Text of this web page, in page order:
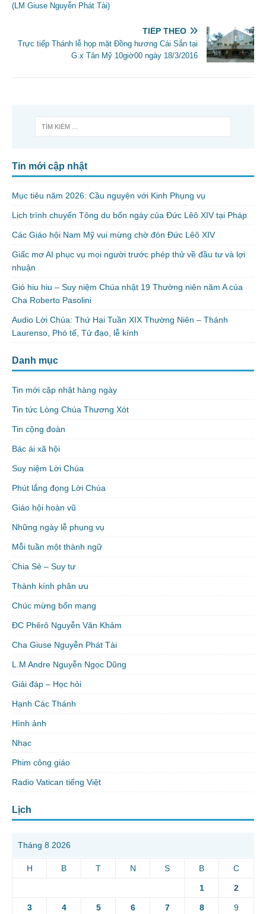
(LM Giuse Nguyễn Phát Tài)
TIẾP THEO
Trực tiếp Thánh lễ họp mặt Đồng hương Cái Sắn tại
G.x Tân Mỹ 10giờ00 ngày 18/3/2016
Tin mới cập nhật
Mục tiêu năm 2026: Cầu nguyện với Kinh Phụng vụ
Lịch trình chuyến Tông du bốn ngày của Đức Lêô XIV tại Pháp
Các Giáo hội Nam Mỹ vui mừng chờ đón Đức Lêô XIV
Giấc mơ AI phục vụ mọi người trước phép thử về đầu tư và lợi
nhuận
Gió hiu hiu – Suy niệm Chúa nhật 19 Thường niên năm A của
Cha Roberto Pasolini
Audio Lời Chúa: Thứ Hai Tuần XIX Thường Niên – Thánh
Laurenso, Phó tế, Tử đạo, lễ kính
Danh mục
Tin mới cập nhật hàng ngày
Tin tức Lòng Chúa Thương Xót
Tin cộng đoàn
Bác ái xã hội
Suy niệm Lời Chúa
Phút lắng đọng Lời Chúa
Giáo hội hoàn vũ
Những ngày lễ phụng vụ
Mỗi tuần một thành ngữ
Chia Sẻ – Suy tư
Thành kính phân ưu
Chúc mừng bổn mạng
ĐC Phêrô Nguyễn Văn Khảm
Cha Giuse Nguyễn Phát Tài
L.M Andre Nguyễn Ngọc Dũng
Giải đáp – Học hỏi
Hạnh Các Thánh
Hình ảnh
Nhạc
Phim công giáo
Radio Vatican tiếng Việt
Lịch
Tháng 8 2026
H B T N S B C
1 2
3 4 5 6 7 8 9